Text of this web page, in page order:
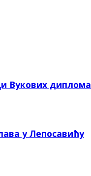
Вукових диплома
у Лепосавићу